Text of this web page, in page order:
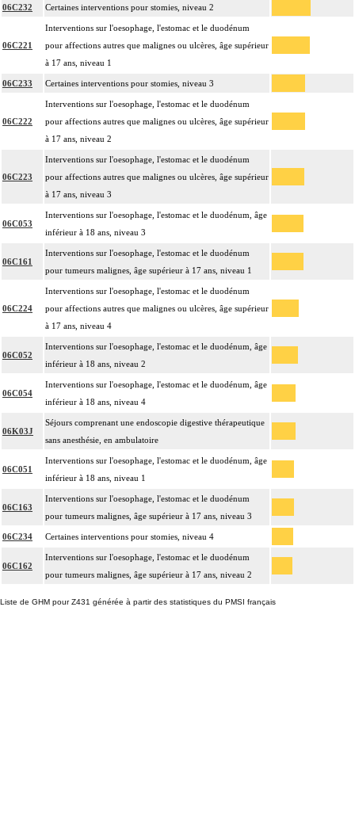
06C232 Certaines interventions pour stomies, niveau 2
06C221
Interventions sur l'oesophage, l'estomac et le duodénum
pour affections autres que malignes ou ulcères, âge supérieur
à 17 ans, niveau 1
06C233 Certaines interventions pour stomies, niveau 3
06C222
Interventions sur l'oesophage, l'estomac et le duodénum
pour affections autres que malignes ou ulcères, âge supérieur
à 17 ans, niveau 2
06C223
Interventions sur l'oesophage, l'estomac et le duodénum
pour affections autres que malignes ou ulcères, âge supérieur
à 17 ans, niveau 3
06C053
Interventions sur l'oesophage, l'estomac et le duodénum, âge
inférieur à 18 ans, niveau 3
06C161
Interventions sur l'oesophage, l'estomac et le duodénum
pour tumeurs malignes, âge supérieur à 17 ans, niveau 1
06C224
Interventions sur l'oesophage, l'estomac et le duodénum
pour affections autres que malignes ou ulcères, âge supérieur
à 17 ans, niveau 4
06C052
Interventions sur l'oesophage, l'estomac et le duodénum, âge
inférieur à 18 ans, niveau 2
06C054
Interventions sur l'oesophage, l'estomac et le duodénum, âge
inférieur à 18 ans, niveau 4
06K03J
Séjours comprenant une endoscopie digestive thérapeutique
sans anesthésie, en ambulatoire
06C051
Interventions sur l'oesophage, l'estomac et le duodénum, âge
inférieur à 18 ans, niveau 1
06C163
Interventions sur l'oesophage, l'estomac et le duodénum
pour tumeurs malignes, âge supérieur à 17 ans, niveau 3
06C234 Certaines interventions pour stomies, niveau 4
06C162
Interventions sur l'oesophage, l'estomac et le duodénum
pour tumeurs malignes, âge supérieur à 17 ans, niveau 2
Liste de GHM pour Z431 générée à partir des statistiques du PMSI français